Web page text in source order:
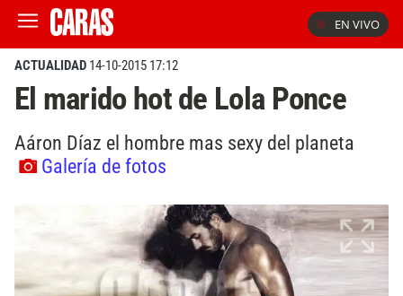
EN VIVO
ACTUALIDAD 14-10-2015 17:12
El marido hot de Lola Ponce
Aáron Díaz el hombre mas sexy del planeta
Galería de fotos